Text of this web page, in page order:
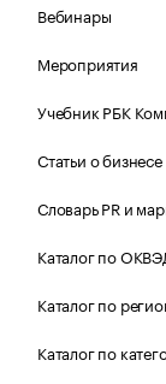
Вебинары
Мероприятия
Учебник РБК
Статьи о бизнесе
Словарь PR и
Каталог по
Каталог по
Каталог по